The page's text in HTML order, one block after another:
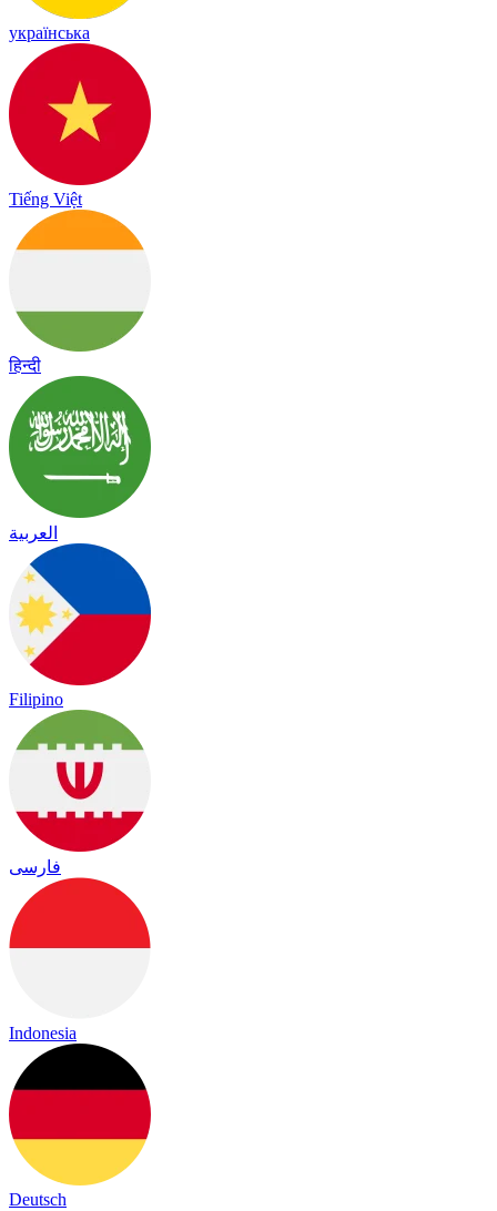
українська
Tiếng Việt
हिन्दी
العربية
Filipino
فارسی
Indonesia
Deutsch